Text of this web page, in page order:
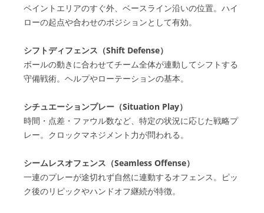
ペイントエリアのすぐ外、ベースライン沿いの位置。ハイ
ローの起点や合わせのポジションとして有効。
シフトディフェンス（Shift Defense）
ボールの動きに合わせてチーム全体が連動してシフトする
守備戦術。ヘルプやローテーションの基本。
シチュエーションプレー（Situation Play）
時間・点差・ファウル数など、特定の状況に応じた戦略プ
レー。クロックマネジメント力が問われる。
シームレスオフェンス（Seamless Offense）
一連のプレーが途切れず自然に連動するオフェンス。ピッ
ク後のリピックやハンドオフ継続が特徴。